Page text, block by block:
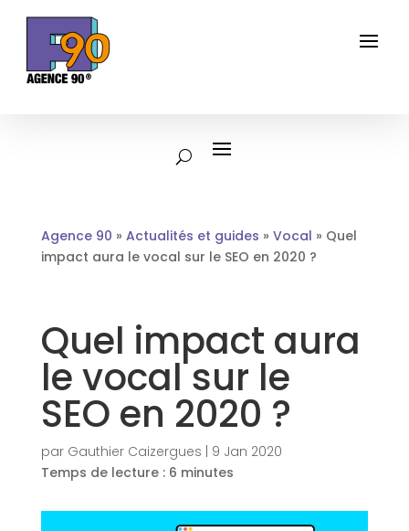
Agence 90 » Actualités et guides » Vocal » Quel
impact aura le vocal sur le SEO en 2020 ?
Quel impact aura
le vocal sur le
SEO en 2020 ?
par Gauthier Caizergues
9 Jan 2020
Temps de lecture : 6 minutes